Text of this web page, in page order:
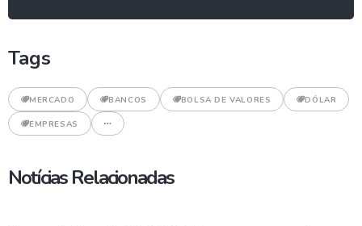
Tags
MERCADO BANCOS BOLSA DE VALORES DÓLAR
EMPRESAS
Notícias Relacionadas